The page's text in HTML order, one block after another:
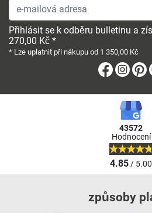
e-mailová adresa
Přihlásit se k odběru bulletinu a
270,00 Kč *
* Lze uplatnit při nákupu od 1 350,00 Kč
43572
Hodnocení
4.85/ 5.00
způsoby